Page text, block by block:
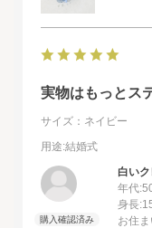
実物はもっとス
サイズ：ネイビー
用途:結婚式
白い
年代:
身長:
お住